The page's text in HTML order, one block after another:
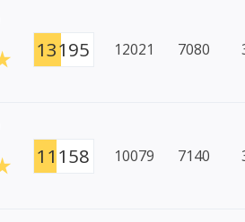
13195 12021 7080
11158 10079 7140